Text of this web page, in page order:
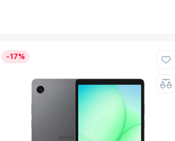
-17%